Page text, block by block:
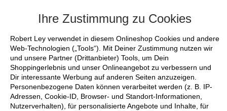
Ihre Zustimmung zu Cookies
Robert Ley verwendet in diesem Onlineshop Cookies und andere
Web-Technologien („Tools“). Mit Deiner Zustimmung nutzen wir
und unsere Partner (Drittanbieter) Tools, um Dein
Shoppingerlebnis und unser Onlineangebot zu verbessern und
Dir interessante Werbung auf anderen Seiten anzuzeigen.
Personenbezogene Daten können verarbeitet werden (z. B. IP-
Adressen, Cookie-ID, Browser- und Standort-Informationen,
Nutzerverhalten), für personalisierte Angebote und Inhalte, für